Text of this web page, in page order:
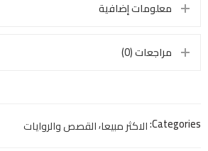
معلومات إضافية
مراجعات (0)
Categories: الاكثر مبيعا,القصص والروايات